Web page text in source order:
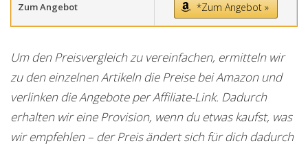
Zum Angebot *Zum Angebot »
Um den Preisvergleich zu vereinfachen, ermitteln wir
zu den einzelnen Artikeln die Preise bei Amazon und
verlinken die Angebote per Affiliate-Link. Dadurch
erhalten wir eine Provision, wenn du etwas kaufst, was
wir empfehlen – der Preis ändert sich für dich dadurch